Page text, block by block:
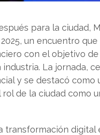
para la ciudad,
un encuentro que
con el objetivo
La jornada,
y se destacó como
de la ciudad como
digital